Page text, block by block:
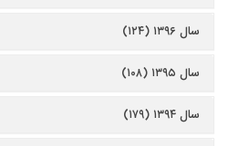
سال ۱۳۹۶ (۱۲۴)
سال ۱۳۹۵ (۱۰۸)
سال ۱۳۹۴ (۱۷۹)